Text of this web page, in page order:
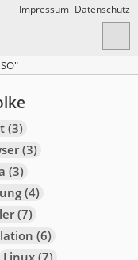
Impressum Datenschutz
(3)
(3)
(3)
(4)
(7)
(6)